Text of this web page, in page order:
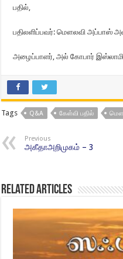
பதில்,
பதிலளிப்பவர்: மௌலவி அப்பாஸ்
அழைப்பாளர், அல் கோபார்
Tags Q&A கேள்வி பதில்
Previous
அகீதாஅறிமுகம் – 3
Related Articles